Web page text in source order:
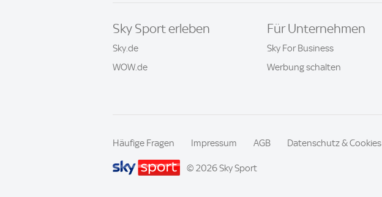
Sky Sport erleben
Sky.de
WOW.de
Für Unternehmen
Sky For Business
Werbung schalten
Häufige Fragen Impressum AGB Datenschutz & Cookies
© 2026 Sky Sport